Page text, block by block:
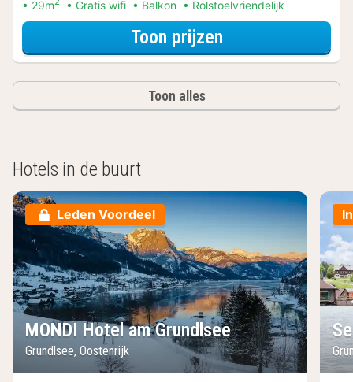
29m
Gratis wifi Balkon Rolstoelvriendelijk
Toon prijzenvoor Exclusieve
Toon alles
Hotels in de buurt
Leden Voordeel
MONDI Hotel am Grundlsee
Grundlsee, Oostenrijk